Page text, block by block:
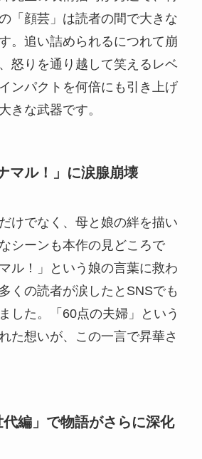
「顔芸」は読者の間で大きな
。追い詰められるにつれて崩
怒りを通り越して笑えるレベ
ンパクトを何倍にも引き上げ
きな武器です。
マル！」に涙腺崩壊
けでなく、母と娘の絆を描い
シーンも本作の見どころで
ル！」という娘の言葉に救わ
くの読者が涙したとSNSでも
した。「60点の夫婦」という
た想いが、この一言で昇華さ
編」で物語がさらに深化